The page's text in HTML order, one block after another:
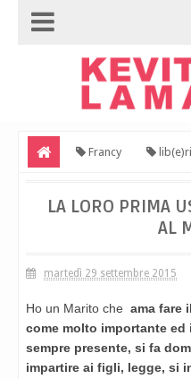
Francy
LA LORO PRIMA
AL
martedì 29 settembre 2015
Ho un Marito che ama fare
come molto importante
sempre presente, si fa
impartire ai figli, legge, si